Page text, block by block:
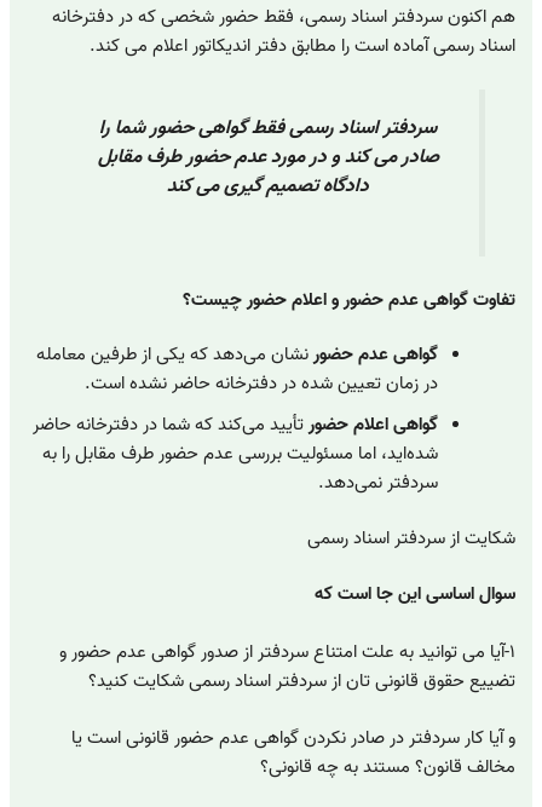
هم اکنون سردفتر اسناد رسمی، فقط حضور شخصی که در دفترخانه
اسناد رسمی آماده است را مطابق دفتر اندیکاتور اعلام می کند.
سردفتر اسناد رسمی فقط گواهی حضور شما را
صادر می کند و در مورد عدم حضور طرف مقابل
دادگاه تصمیم گیری می کند
تفاوت گواهی عدم حضور و اعلام حضور چیست؟
گواهی عدم حضورنشان می‌دهد که یکی از طرفین معامله
در زمان تعیین شده در دفترخانه حاضر نشده است.
گواهی اعلام حضورتأیید می‌کند که شما در دفترخانه حاضر
شده‌اید، اما مسئولیت بررسی عدم حضور طرف مقابل را به
سردفتر نمی‌دهد.
شکایت از سردفتر اسناد رسمی
سوال اساسی این جا است که
۱-آیا می توانید به علت امتناع سردفتر از صدور گواهی عدم حضور و
تضییع حقوق قانونی تان از سردفتر اسناد رسمی شکایت کنید؟
و آیا کار سردفتر در صادر نکردن گواهی عدم حضور قانونی است یا
مخالف قانون؟ مستند به چه قانونی؟